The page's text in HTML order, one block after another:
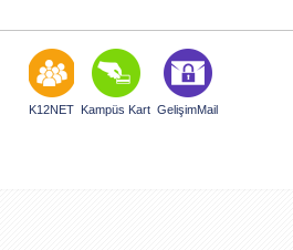
K12NET Kampüs Kart GelişimMail